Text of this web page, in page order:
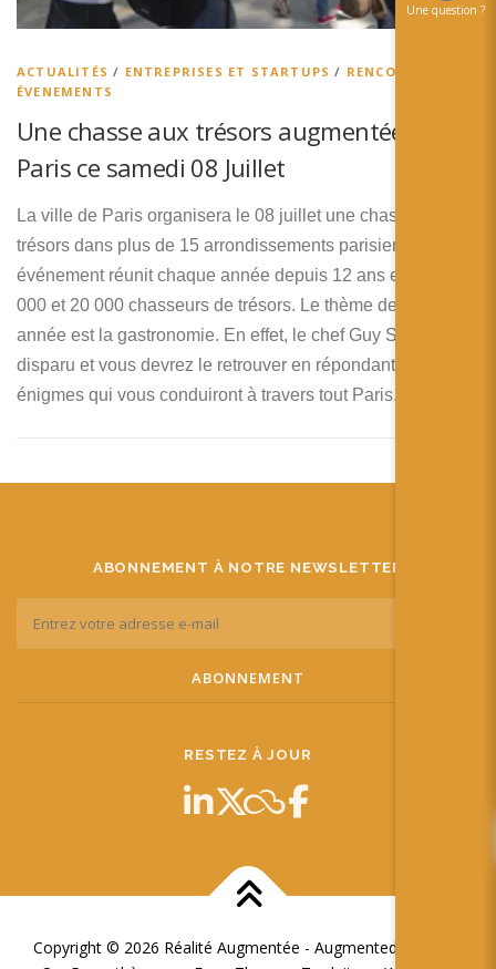
ACTUALITÉS / ENTREPRISES ET STARTUPS / RENCONTRES ET
ÉVENEMENTS
Une chasse aux trésors augmentée à
Paris ce samedi 08 Juillet
La ville de Paris organisera le 08 juillet une chasse aux
trésors dans plus de 15 arrondissements parisiens. Cet
événement réunit chaque année depuis 12 ans entre 12
000 et 20 000 chasseurs de trésors. Le thème de cette
année est la gastronomie. En effet, le chef Guy Shloren à
disparu et vous devrez le retrouver en répondant à des
énigmes qui vous conduiront à travers tout Paris.
ABONNEMENT À NOTRE NEWSLETTER
RESTEZ À JOUR
Copyright © 2026 Réalité Augmentée - Augmented Reality
Une question ?